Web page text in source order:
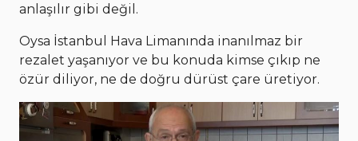
anlaşılır gibi değil.
Oysa İstanbul Hava Limanında inanılmaz bir
rezalet yaşanıyor ve bu konuda kimse çıkıp ne
özür diliyor, ne de doğru dürüst çare üretiyor.